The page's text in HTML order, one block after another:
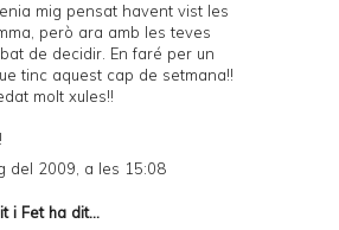
mig pensat havent vist les
però ara amb les teves
de decidir. En faré per un
tinc aquest cap de setmana!!
molt xules!!
del 2009, a les 15:08
i Fetha dit...